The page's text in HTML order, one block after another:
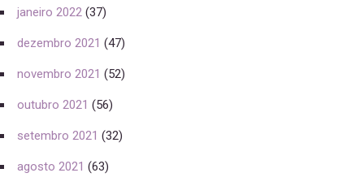
janeiro 2022 (37)
dezembro 2021 (47)
novembro 2021 (52)
outubro 2021 (56)
setembro 2021 (32)
agosto 2021 (63)